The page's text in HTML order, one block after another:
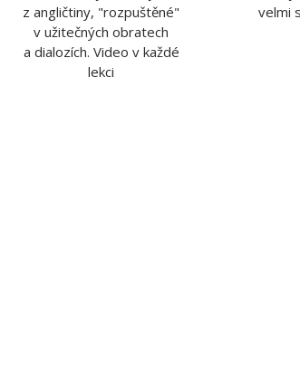
z angličtiny, "rozpuštěné"
v užitečných obratech
a dialozích. Video v každé
lekci
velmi